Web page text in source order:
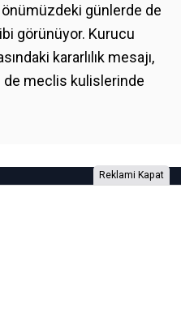
günlerde de
görünüyor. Kurucu
kararlılık mesajı,
de meclis kulislerinde
Reklami Kapat